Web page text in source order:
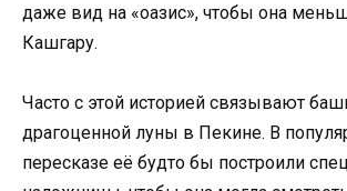
даже вид на «оазис», чтобы она
Кашгару.
Часто с этой историей связывают
драгоценной луны в Пекине. В
пересказе её будто бы построили